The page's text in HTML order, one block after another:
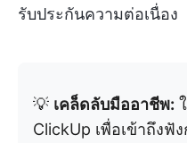
รับประกันความต่อเนื่อง
💡 เคล็ดลับมืออาชีพ:
ClickUp เพื่อเข้าถึงฟั